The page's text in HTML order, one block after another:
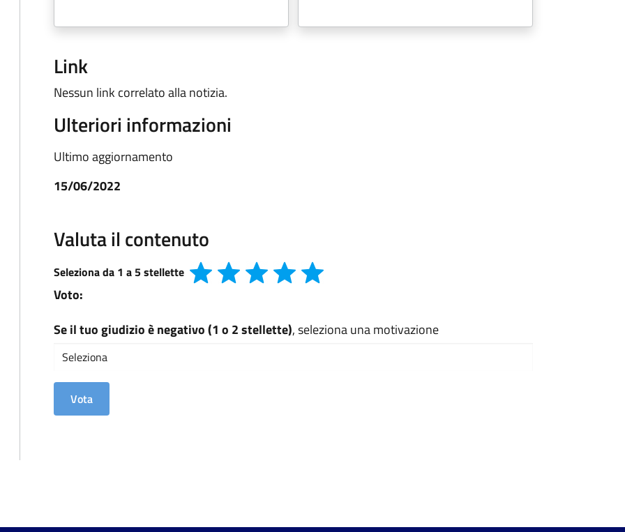
Link
Nessun link correlato alla notizia.
Ulteriori informazioni
Ultimo aggiornamento
15/06/2022
Valuta il contenuto
Seleziona da 1 a 5 stellette
Voto:
Se il tuo giudizio è negativo (1 o 2 stellette), seleziona una motivazione